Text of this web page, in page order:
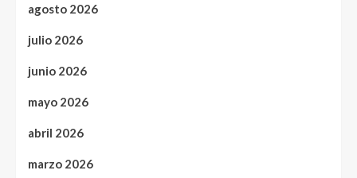
agosto 2026
julio 2026
junio 2026
mayo 2026
abril 2026
marzo 2026